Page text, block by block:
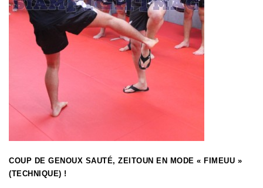
COUP DE GENOUX SAUTÉ, ZEITOUN EN MODE « FIMEUU »
(TECHNIQUE) !